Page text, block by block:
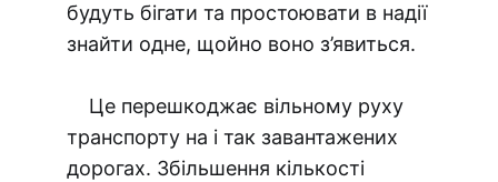
будуть бігати та простоювати в надії
знайти одне, щойно воно з’явиться.
Це перешкоджає вільному руху
транспорту на і так завантажених
дорогах. Збільшення кількості